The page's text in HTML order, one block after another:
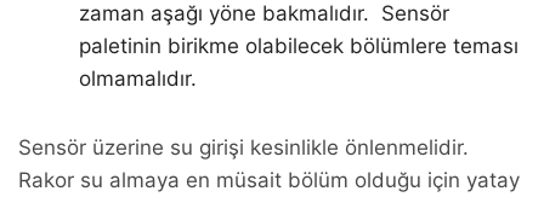
zaman aşağı yöne bakmalıdır. Sensör
paletinin birikme olabilecek bölümlere teması
olmamalıdır.
Sensör üzerine su girişi kesinlikle önlenmelidir.
Rakor su almaya en müsait bölüm olduğu için yatay